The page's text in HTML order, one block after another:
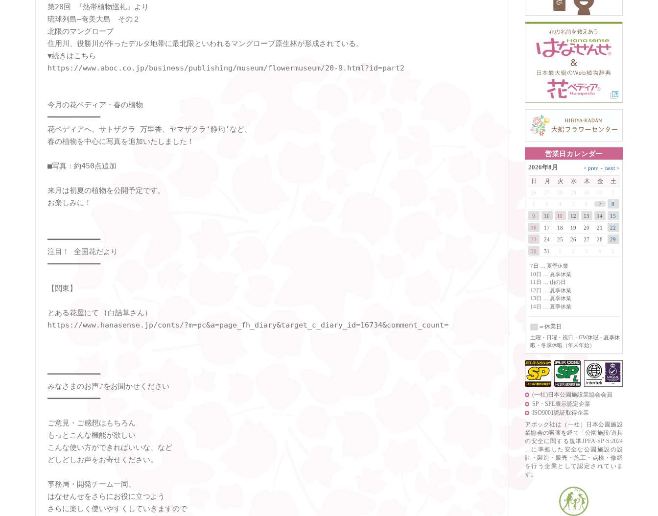
第20回 『熱帯植物巡礼』より
琉球列島―奄美大島　その２
北限のマングローブ
住用川、役勝川が作ったデルタ地帯に最北限といわれるマングローブ原生林が形成されている。
▼続きはこちら
https://www.aboc.co.jp/business/publishing/museum/flowermuseum/20-9.html?id=part2
今月の花ペディア・春の植物
━━━━━━━━━━━━
花ペディアへ、サトザクラ 万里香、ヤマザクラ‘静匂’など、
春の植物を中心に写真を追加いたしました！
■写真：約450点追加
来月は初夏の植物を公開予定です。
お楽しみに！
━━━━━━━━━━━━
注目！ 全国花だより
━━━━━━━━━━━━
【関東】
とある花屋にて (白詰草さん）
https://www.hanasense.jp/conts/?m=pc&a=page_fh_diary&target_c_diary_id=16734&comment_count=
━━━━━━━━━━━━
みなさまのお声♪をお聞かせください
━━━━━━━━━━━━
ご意見・ご感想はもちろん
もっとこんな機能が欲しい
こんな使い方ができればいいな、など
どしどしお声をお寄せください。
事務局・開発チーム一同、
はなせんせをさらにお役に立つよう
さらに楽しく使いやすくしていきますので
営業日カレンダー
2026年8月
日 月 火 水 木 金 土
26 27 28 29 30 31
1
3 4 5 6 7
8
9
10 11 12 13 14
15
16
17 18 19 20 21
22
23
24 25 26 27 28
29
30
31 1 3 4 5
7日 … 夏季休業
10日 … 夏季休業
11日 … 山の日
12日 … 夏季休業
13日 … 夏季休業
14日 … 夏季休業
＝休業日
土曜・日曜・祝日・GW休暇・夏季休
暇・冬季休暇（年末年始）
(一社)日本公園施設業協会会員
SP・SPL表示認定企業
ISO9001認証取得企業
アボック社は（一社）日本公園施設
業協会の審査を経て「公園施設/遊具
の安全に関する規準JPFA-SP-S:2024
」に準拠した安全な公園施設の設
計・製造・販売・施工・点検・修繕
を行う企業として認定されていま
す。